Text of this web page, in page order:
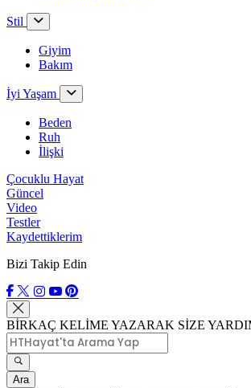
Stil
Giyim
Bakım
İyi Yaşam
Beden
Ruh
İlişki
Çocuklu Hayat
Güncel
Video
Testler
Kaydettiklerim
Bizi Takip Edin
BİRKAÇ KELİME YAZARAK SİZE
Ara